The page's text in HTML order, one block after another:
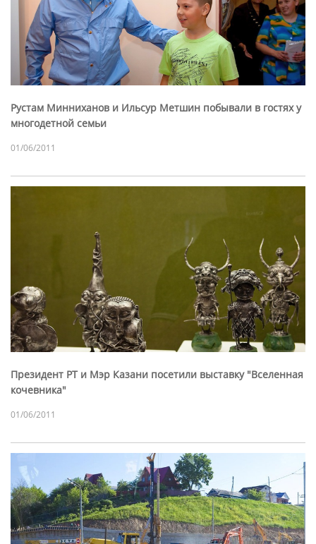
Рустам Минниханов и Ильсур Метшин побывали в гостях у
многодетной семьи
01/06/2011
Президент РТ и Мэр Казани посетили выставку "Вселенная
кочевника"
01/06/2011